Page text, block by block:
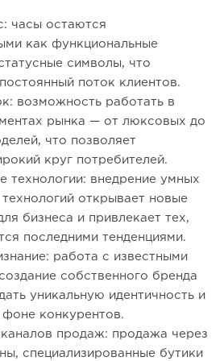
часы остаются
как функциональные
символы, что
поток клиентов.
возможность работать в
рынка — от люксовых до
что позволяет
круг потребителей.
технологии: внедрение умных
открывает новые
бизнеса и привлекает тех,
последними тенденциями.
работа с известными
собственного бренда
уникальную идентичность и
фоне конкурентов.
продаж: продажа через
специализированные бутики